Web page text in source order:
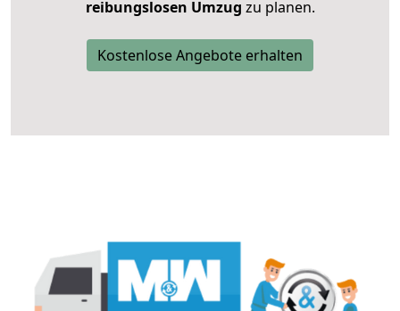
reibungslosen Umzug zu planen.
Kostenlose Angebote erhalten